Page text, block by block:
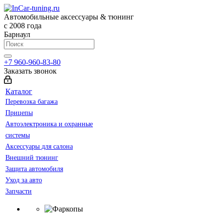
Автомобильные аксессуары & тюнинг
с 2008 года
Барнаул
+7 960-960-83-80
Заказать звонок
Каталог
Перевозка багажа
Прицепы
Автоэлектроника и охранные
системы
Аксессуары для салона
Внешний тюнинг
Защита автомобиля
Уход за авто
Запчасти